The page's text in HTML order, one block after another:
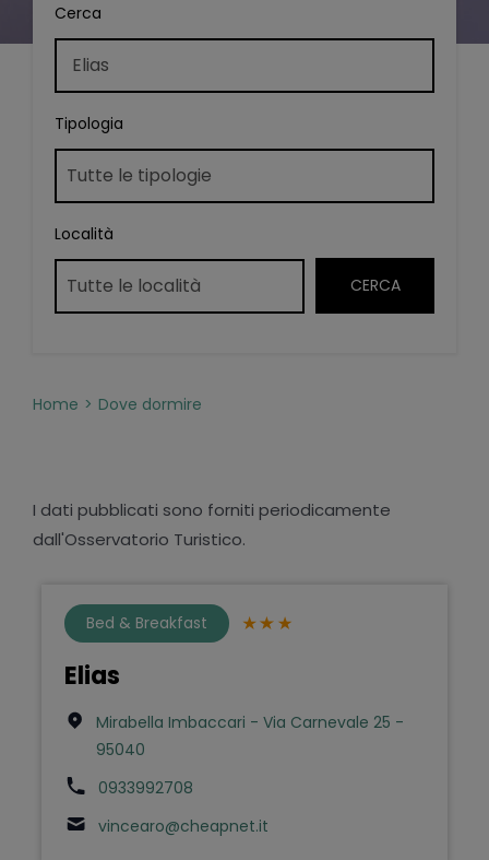
Cerca
Tipologia
Località
Home Dove dormire
I dati pubblicati sono forniti periodicamente
dall'Osservatorio Turistico.
Bed & Breakfast
Elias
Mirabella Imbaccari - Via Carnevale 25 -
95040
0933992708
vincearo@cheapnet.it